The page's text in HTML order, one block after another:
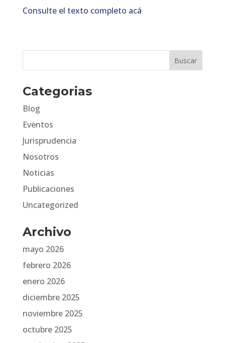
Consulte el texto completo acá
Categorias
Blog
Eventos
Jurisprudencia
Nosotros
Noticias
Publicaciones
Uncategorized
Archivo
mayo 2026
febrero 2026
enero 2026
diciembre 2025
noviembre 2025
octubre 2025